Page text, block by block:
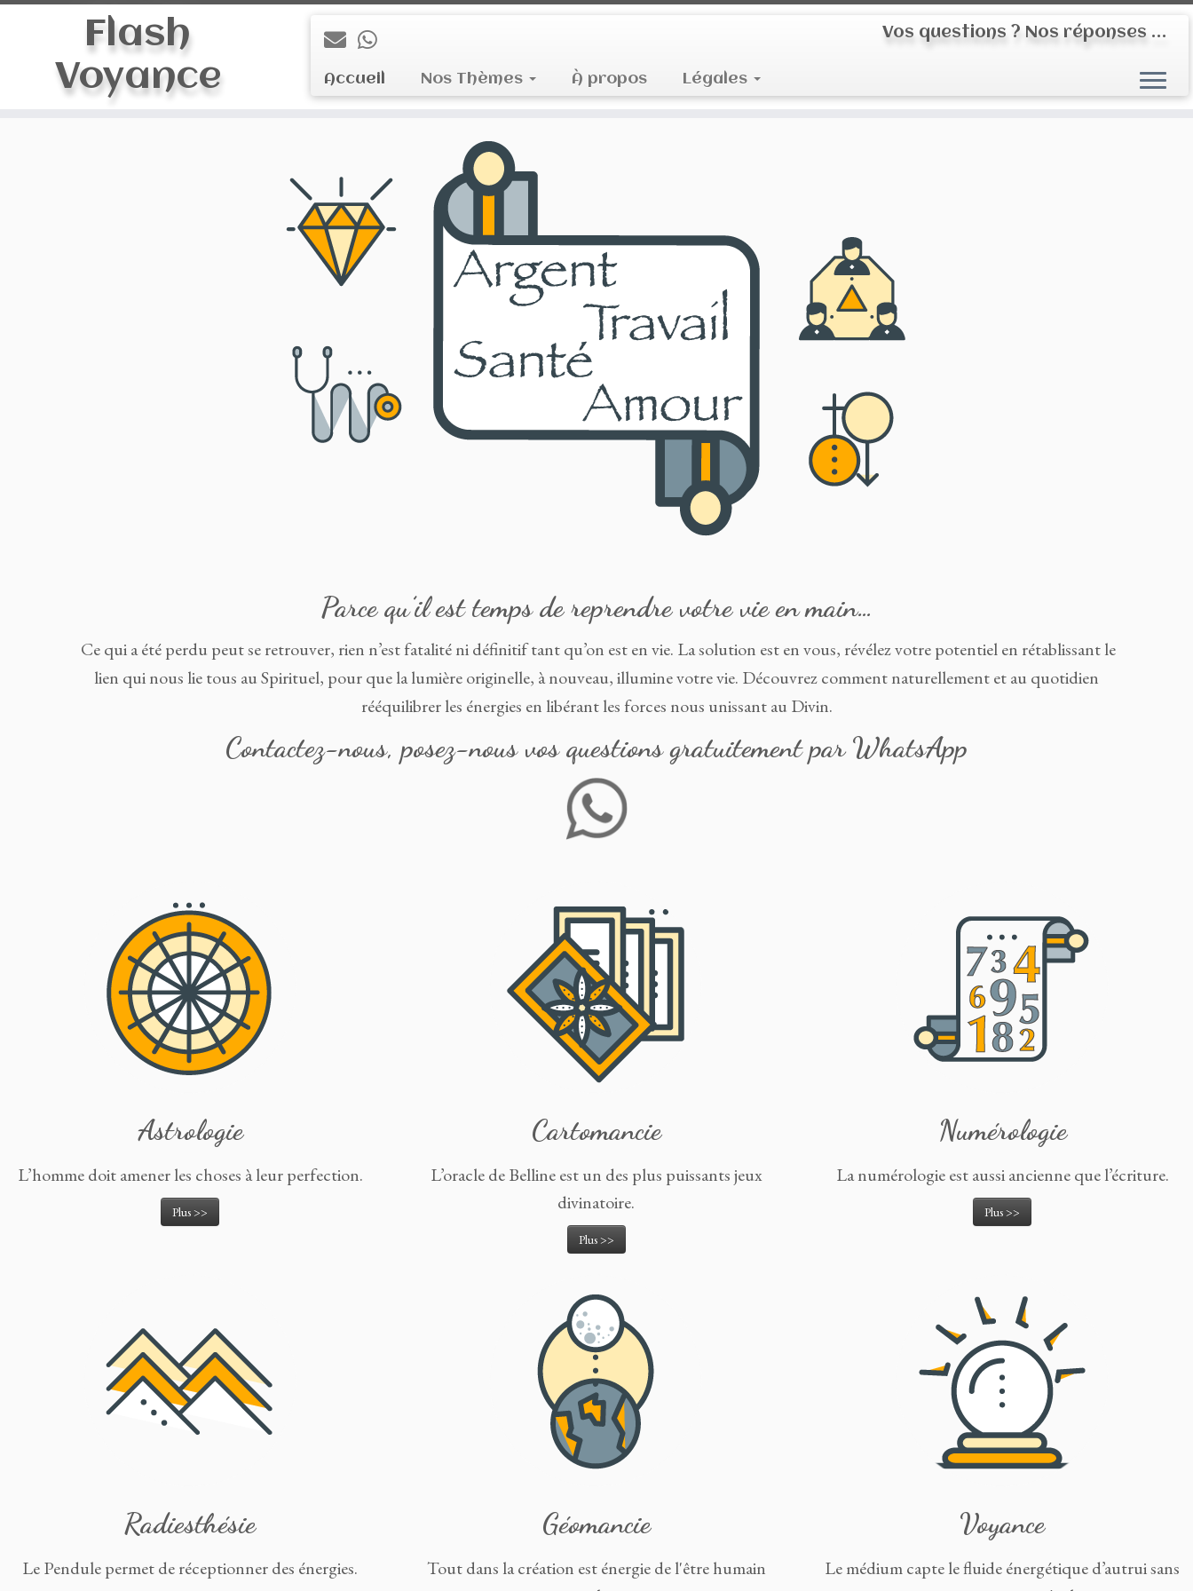
Flash
Voyance
Vos questions ? Nos réponses …
Accueil Nos Thèmes À propos Légales
Parce qu’il est temps de reprendre votre vie en main…
Ce qui a été perdu peut se retrouver, rien n’est fatalité ni définitif tant qu’on est en vie. La solution est en vous, révélez votre potentiel en rétablissant le
lien qui nous lie tous au Spirituel, pour que la lumière originelle, à nouveau, illumine votre vie. Découvrez comment naturellement et au quotidien
rééquilibrer les énergies en libérant les forces nous unissant au Divin.
Contactez-nous, posez-nous vos questions gratuitement par WhatsApp
Astrologie
L’homme doit amener les choses à leur perfection.
Plus >>
Cartomancie
L’oracle de Belline est un des plus puissants jeux
divinatoire.
Plus >>
Numérologie
La numérologie est aussi ancienne que l’écriture.
Plus >>
Radiesthésie
Le Pendule permet de réceptionner des énergies.
Géomancie
Tout dans la création est énergie de l'être humain
Voyance
Le médium capte le fluide énergétique d’autrui sans